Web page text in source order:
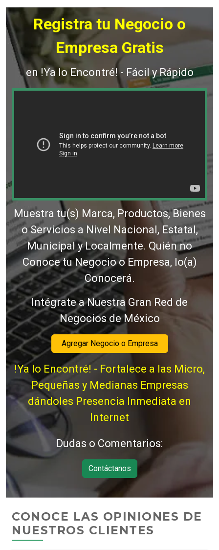
Registra tu Negocio o
Empresa Gratis
en !Ya lo Encontré! - Fácil y Rápido
Muestra tu(s) Marca, Productos, Bienes
o Servicios a Nivel Nacional, Estatal,
Municipal y Localmente. Quién no
Conoce tu Negocio o Empresa, lo(a)
Conocerá.
Intégrate a Nuestra Gran Red de
Negocios de México
Agregar Negocio o Empresa
!Ya lo Encontré! - Fortalece a las Micro,
Pequeñas y Medianas Empresas
dándoles Presencia Inmediata en
Internet
Dudas o Comentarios:
Contáctanos
CONOCE LAS OPINIONES DE
NUESTROS CLIENTES